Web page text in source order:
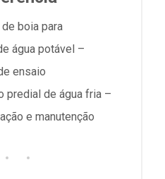
de boia para
água potável –
ensaio
predial de água fria –
e manutenção